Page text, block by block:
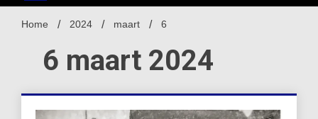
Home 2024 maart 6
6 maart 2024